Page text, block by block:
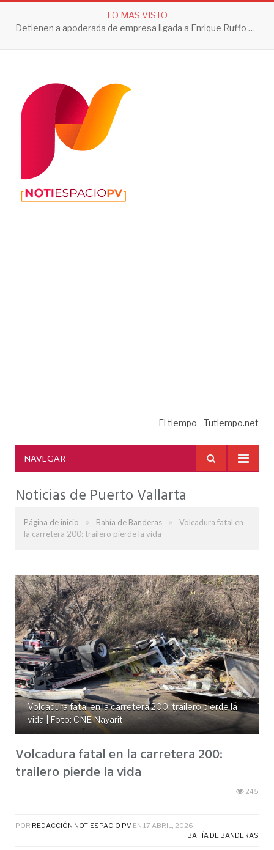
LO MAS VISTO
Detienen a apoderada de empresa ligada a Enrique Ruffo por investigación de Huachicol Fiscal
El tiempo - Tutiempo.net
NAVEGAR
Noticias de Puerto Vallarta
Página de inicio » Bahía de Banderas »
Volcadura fatal en
la carretera 200: trailero pierde la vida
Volcadura fatal en la carretera 200: trailero pierde la
vida | Foto: CNE Nayarit
Volcadura fatal en la carretera 200:
trailero pierde la vida
245
POR REDACCIÓN NOTIESPACIO PV EN 17 ABRIL, 2026
BAHÍA DE BANDERAS